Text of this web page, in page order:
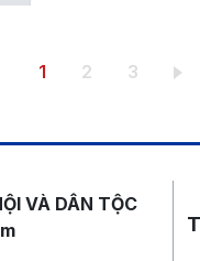
Trang hiện thời
1 Trang
2 Trang
3
VÀ DÂN TỘC